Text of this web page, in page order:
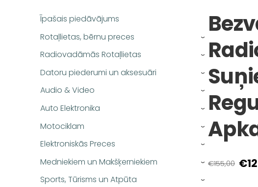
Īpašais piedāvājums
Rotaļlietas, bērnu preces
›
Radiovadāmās Rotaļlietas ›
Datoru piederumi un aksesuāri ›
Audio & Video ›
Auto Elektronika ›
Motociklam ›
Elektroniskās Preces ›
Medniekiem un Makšķerniekiem ›
Sports, Tūrisms un Atpūta ›
€155,00